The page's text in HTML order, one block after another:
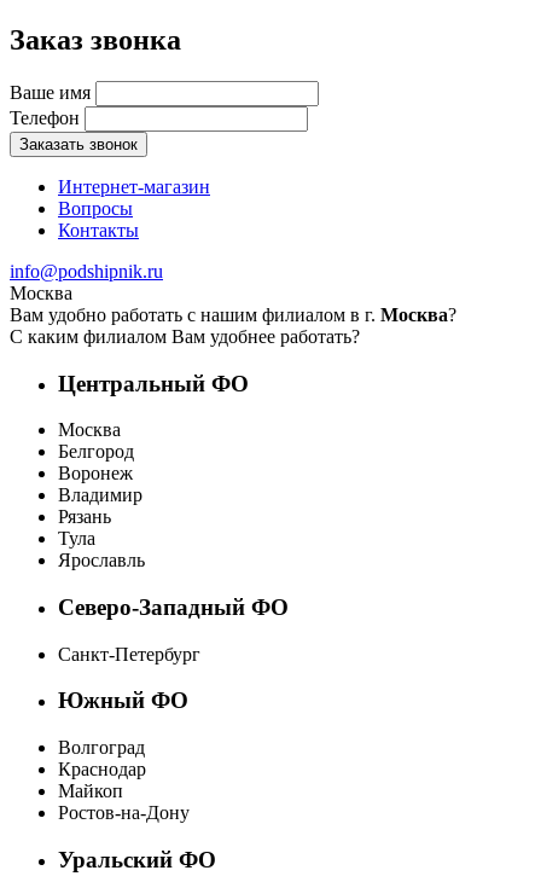
Заказ звонка
Ваше имя
Телефон
Заказать звонок
Интернет-магазин
Вопросы
Контакты
info@podshipnik.ru
Москва
Вам удобно работать с нашим филиалом в г. Москва?
С каким филиалом Вам удобнее работать?
Центральный ФО
Москва
Белгород
Воронеж
Владимир
Рязань
Тула
Ярославль
Северо-Западный ФО
Санкт-Петербург
Южный ФО
Волгоград
Краснодар
Майкоп
Ростов-на-Дону
Уральский ФО